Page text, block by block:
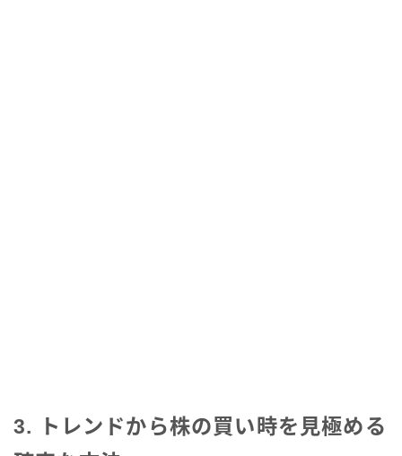
3. トレンドから株の買い時を見極める